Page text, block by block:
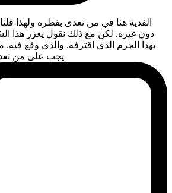
الفدية هنا في من تعدى بفطره ولهذا
دون غيره. لكن مع ذلك نقول يعزر هذا
بهذا الجرم الذي اقترفه. والذي وقع
يجب على من